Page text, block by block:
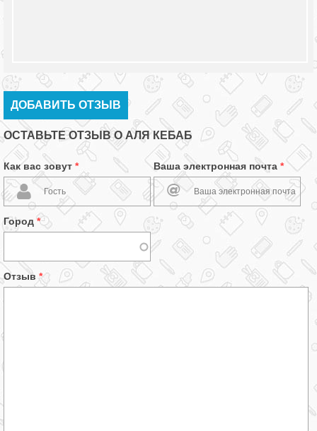
ДОБАВИТЬ ОТЗЫВ
ОСТАВЬТЕ ОТЗЫВ О АЛЯ КЕБАБ
Как вас зовут * Ваша электронная почта *
Город *
Отзыв *